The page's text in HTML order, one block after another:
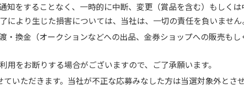
知をすることなく、一時的に中断、変更（賞品を含む）もしく
により生じた損害については、当社は、一切の責任を負いません
・換金（オークションなどへの出品、金券ショップへの販売も
をお断りする場合がございますので、ご了承願います。
いただきます。当社が不正な応募みなした方は当選対象外とさ